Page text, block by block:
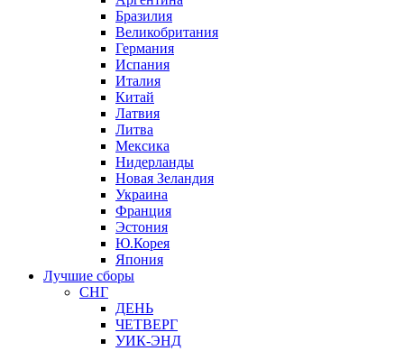
Бразилия
Великобритания
Германия
Испания
Италия
Китай
Латвия
Литва
Мексика
Нидерланды
Новая Зеландия
Украина
Франция
Эстония
Ю.Корея
Япония
Лучшие сборы
СНГ
ДЕНЬ
ЧЕТВЕРГ
УИК-ЭНД